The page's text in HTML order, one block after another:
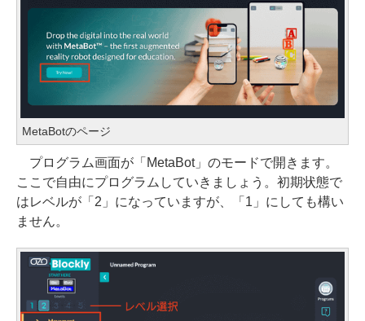
MetaBotのページ
プログラム画面が「MetaBot」のモードで開きます。
ここで自由にプログラムしていきましょう。初期状態で
はレベルが「2」になっていますが、「1」にしても構い
ません。